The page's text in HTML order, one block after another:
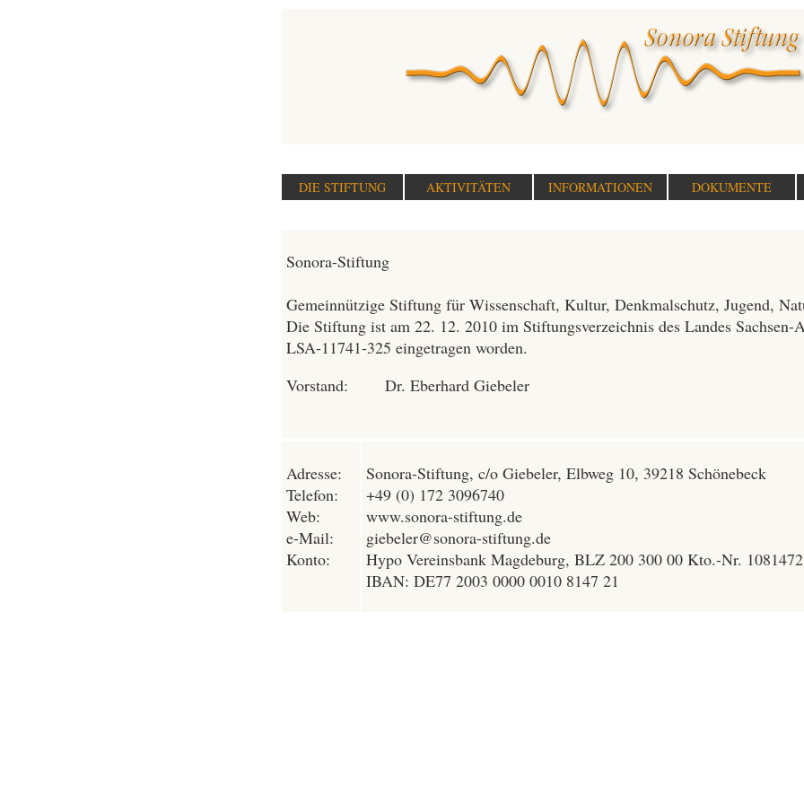
DIE STIFTUNG AKTIVITÄTEN INFORMATIONEN DOKUMENTE
Sonora-Stiftung
Gemeinnützige Stiftung für Wissenschaft, Kultur, Denkmalschutz, Jugend,
Die Stiftung ist am 22. 12. 2010 im Stiftungsverzeichnis des Landes Sachsen-
LSA-11741-325 eingetragen worden.
Vorstand: Dr. Eberhard Giebeler
Adresse:
Telefon:
Web:
e-Mail:
Konto:
Sonora-Stiftung, c/o Giebeler, Elbweg 10, 39218 Schönebeck
+49 (0) 172 3096740
www.sonora-stiftung.de
giebeler@sonora-stiftung.de
Hypo Vereinsbank Magdeburg, BLZ 200 300 00 Kto.-Nr.
IBAN: DE77 2003 0000 0010 8147 21